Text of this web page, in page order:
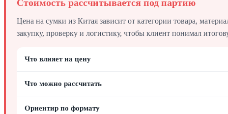
Стоимость рассчитывается под партию
Цена на сумки из Китая зависит от категории товара,
закупку, проверку и логистику, чтобы клиент понимал
Что влияет на цену
Что можно рассчитать
Ориентир по формату